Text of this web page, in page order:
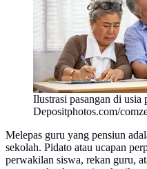
Ilustrasi pasangan di usia
Depositphotos.com/
Melepas guru yang pensiun
sekolah. Pidato atau ucapan
perwakilan siswa, rekan guru,